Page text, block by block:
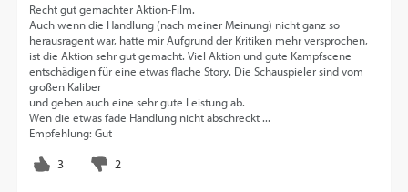
Recht gut gemachter Aktion-Film.
Auch wenn die Handlung (nach meiner Meinung) nicht ganz so
herausragent war, hatte mir Aufgrund der Kritiken mehr versprochen,
ist die Aktion sehr gut gemacht. Viel Aktion und gute Kampfscene
entschädigen für eine etwas flache Story. Die Schauspieler sind vom
großen Kaliber
und geben auch eine sehr gute Leistung ab.
Wen die etwas fade Handlung nicht abschreckt ...
Empfehlung: Gut